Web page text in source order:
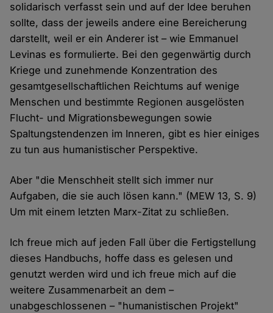
solidarisch verfasst sein und auf der Idee beruhen
sollte, dass der jeweils andere eine Bereicherung
darstellt, weil er ein Anderer ist – wie Emmanuel
Levinas es formulierte. Bei den gegenwärtig durch
Kriege und zunehmende Konzentration des
gesamtgesellschaftlichen Reichtums auf wenige
Menschen und bestimmte Regionen ausgelösten
Flucht- und Migrationsbewegungen sowie
Spaltungstendenzen im Inneren, gibt es hier einiges
zu tun aus humanistischer Perspektive.
Aber "die Menschheit stellt sich immer nur
Aufgaben, die sie auch lösen kann." (MEW 13, S. 9)
Um mit einem letzten Marx-Zitat zu schließen.
Ich freue mich auf jeden Fall über die Fertigstellung
dieses Handbuchs, hoffe dass es gelesen und
genutzt werden wird und ich freue mich auf die
weitere Zusammenarbeit an dem –
unabgeschlossenen – "humanistischen Projekt"